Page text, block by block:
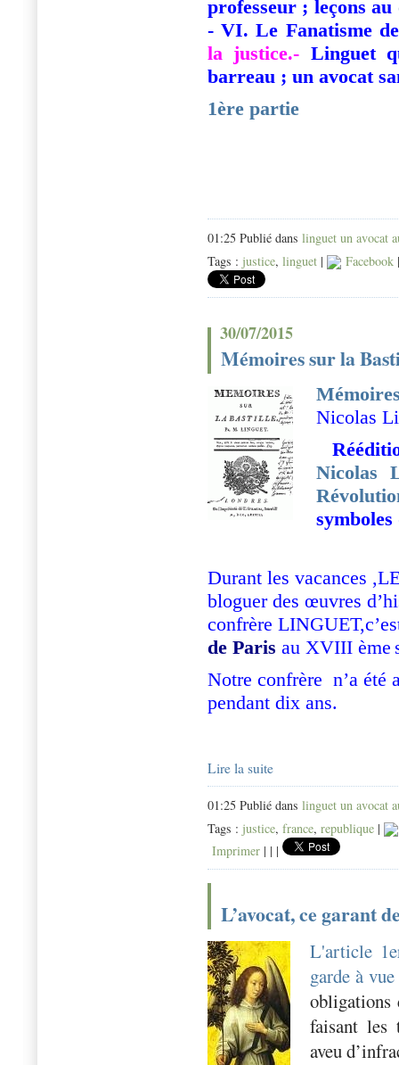
professeur ; leçons au
- VI. Le Fanatisme
la justice.- Linguet
barreau ; un avocat
1ère partie
01:25 Publié dans linguet un avocat
Tags : justice, linguet | Facebook
30/07/2015
Mémoires sur la
Nicolas
Nicolas
symboles
Durant les vacances
bloguer des œuvres
confrère
de Paris au XVIII ème
Notre confrère n’a été
pendant dix ans.
Lire la suite
01:25 Publié dans linguet un avocat
Tags : justice, france, republique |
Imprimer | | |
L’avocat, ce garant
L'article
garde à vue
obligations
faisant les
aveu